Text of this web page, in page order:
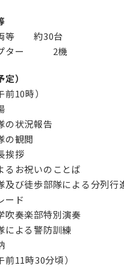
等 約30台
プター 2機
）
10時）
状況報告
の観閲
挨拶
お祝いのことば
び徒歩部隊による分列行
ード
奏楽部特別演奏
よる警防訓練
11時30分頃）